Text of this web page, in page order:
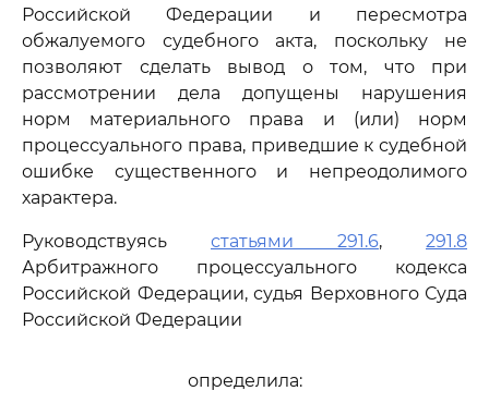
Российской Федерации и пересмотра
обжалуемого судебного акта, поскольку не
позволяют сделать вывод о том, что при
рассмотрении дела допущены нарушения
норм материального права и (или) норм
процессуального права, приведшие к судебной
ошибке существенного и непреодолимого
характера.
Руководствуясь статьями 291.6, 291.8
Арбитражного процессуального кодекса
Российской Федерации, судья Верховного Суда
Российской Федерации
определила: